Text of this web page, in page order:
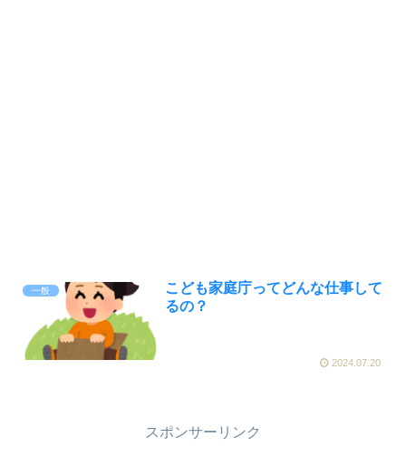
一般
こども家庭庁ってどんな仕事して
るの？
2024.07.20
スポンサーリンク